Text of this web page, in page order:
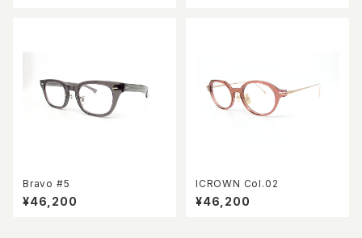
Bravo #5
¥46,200
ICROWN Col.02
¥46,200